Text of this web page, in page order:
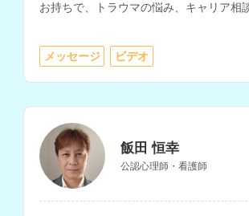
お持ちで、トラウマの悩み、キャリア相
メッセージ ビデオ
飯田 恒幸
公認心理師・看護師